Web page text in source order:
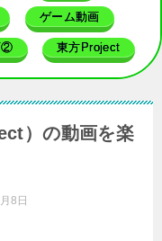
ゲーム動画
② 東方Project
）の動画を楽
8日